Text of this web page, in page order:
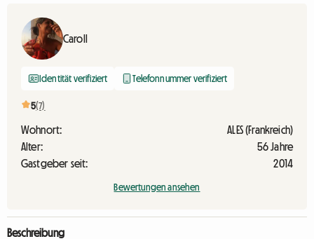
Caroll
Identität verifiziert Telefonnummer verifiziert
5(7)
Wohnort:
ALES (Frankreich)
Alter:
56 Jahre
Gastgeber seit:
2014
Bewertungen ansehen
Beschreibung